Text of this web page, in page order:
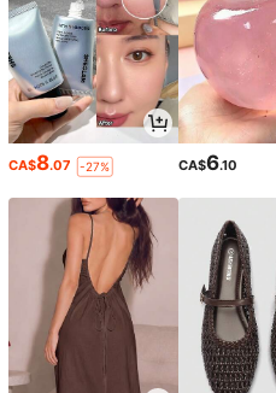
CA$8.07 -27% CA$6.10